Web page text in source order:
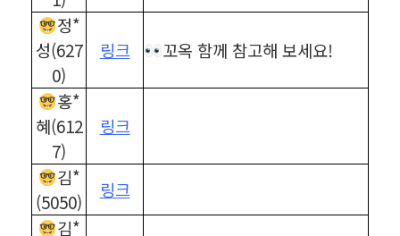
정*
성(627
0)
링크 꼬옥 함께 참고해 보세요!
홍*
혜(612
7)
링크
김*
(5050)
링크
김*